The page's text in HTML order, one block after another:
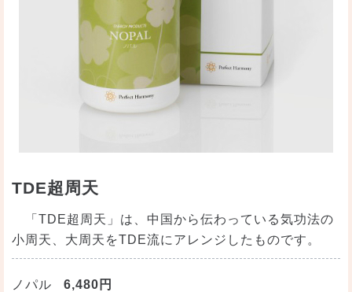
TDE超周天
「TDE超周天」は、中国から伝わっている気功法の
小周天、大周天をTDE流にアレンジしたものです。
ノパル 6,480円